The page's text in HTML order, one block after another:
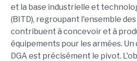
et la base industrielle et
(BITD), regroupant l'ensemble
contribuent à concevoir et à
équipements pour les armées.
DGA est précisément le pivot.